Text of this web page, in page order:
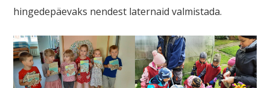
hingedepäevaks nendest laternaid valmistada.